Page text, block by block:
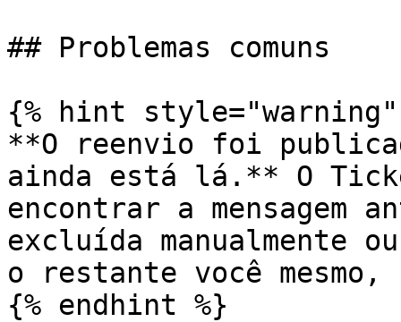
## Problemas comuns
{% hint style="warning"
**O reenvio foi
ainda está lá.** O
encontrar a
excluída manualmente
o restante você
{% endhint %}